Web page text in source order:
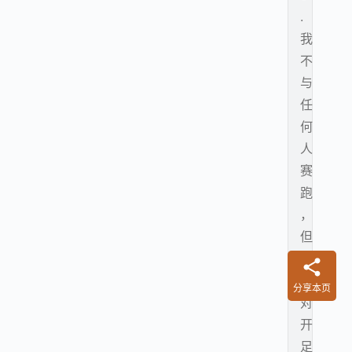
.
我
不
与
任
何
人
赛
跑
，
但
是
绝
对
开
足
分享本页